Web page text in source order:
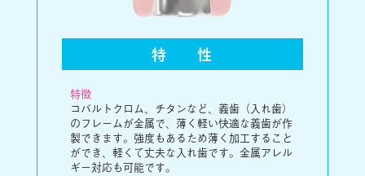
特 性
特徴
コバルトクロム、チタンなど、義歯（入れ歯）
のフレームが金属で、薄く軽い快適な義歯が作
製できます。強度もあるため薄く加工すること
ができ、軽くて丈夫な入れ歯です。金属アレル
ギー対応も可能です。